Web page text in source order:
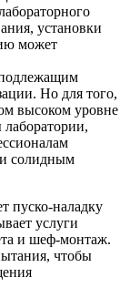
установки
может
Но для того,
высоком уровне
солидным
пуско-наладку
услуги
и шеф-монтаж.
чтобы